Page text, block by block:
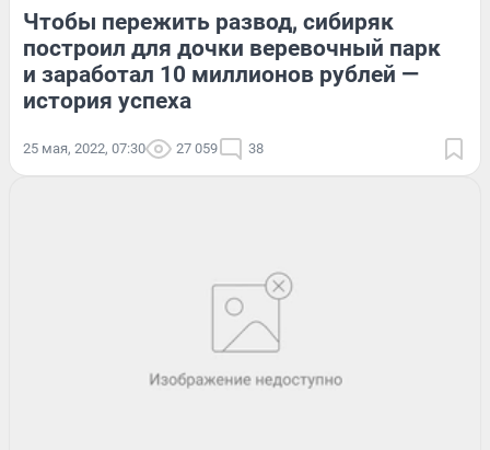
Чтобы пережить развод, сибиряк
построил для дочки веревочный парк
и заработал 10 миллионов рублей —
история успеха
25 мая, 2022, 07:30 27 059 38